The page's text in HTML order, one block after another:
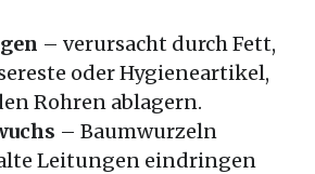
– verursacht durch Fett,
oder Hygieneartikel,
Rohren ablagern.
– Baumwurzeln
Leitungen eindringen